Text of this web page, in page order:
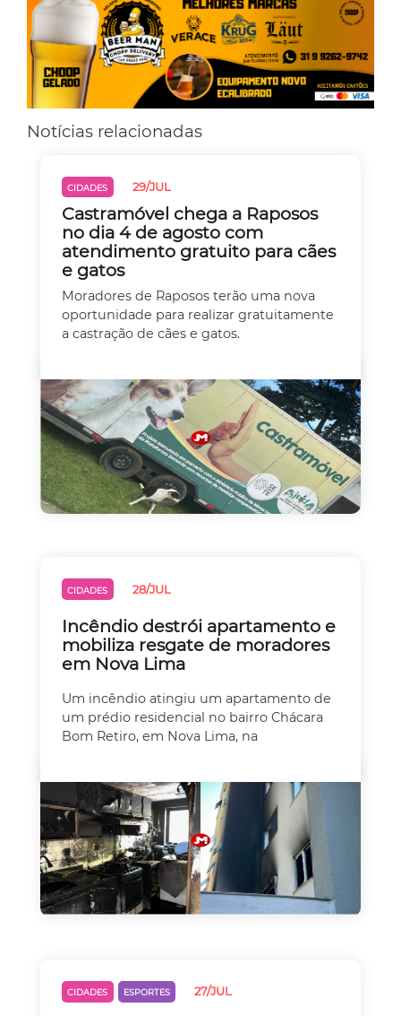
Notícias relacionadas
CIDADES 29/JUL
Castramóvel chega a Raposos
no dia 4 de agosto com
atendimento gratuito para cães
e gatos
Moradores de Raposos terão uma nova
oportunidade para realizar gratuitamente
a castração de cães e gatos.
CIDADES 28/JUL
Incêndio destrói apartamento e
mobiliza resgate de moradores
em Nova Lima
Um incêndio atingiu um apartamento de
um prédio residencial no bairro Chácara
Bom Retiro, em Nova Lima, na
CIDADES ESPORTES 27/JUL